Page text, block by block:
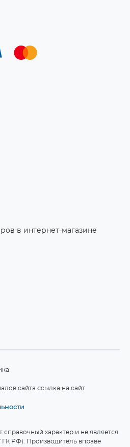
в интернет-магазине
сайта ссылка на сайт
характер и не является
ГК РФ). Производитель вправе